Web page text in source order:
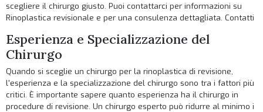
scegliere il chirurgo giusto. Puoi contattarci per informazioni su
Rinoplastica revisionale e per una consulenza dettagliata.Contatti
Esperienza e Specializzazione del
Chirurgo
Quando si sceglie un chirurgo per la rinoplastica di revisione,
l'esperienza e la specializzazione del chirurgo sono tra i fattori più
critici. È importante sapere quanto esperienza ha il chirurgo in
procedure di revisione. Un chirurgo esperto può ridurre al minimo i